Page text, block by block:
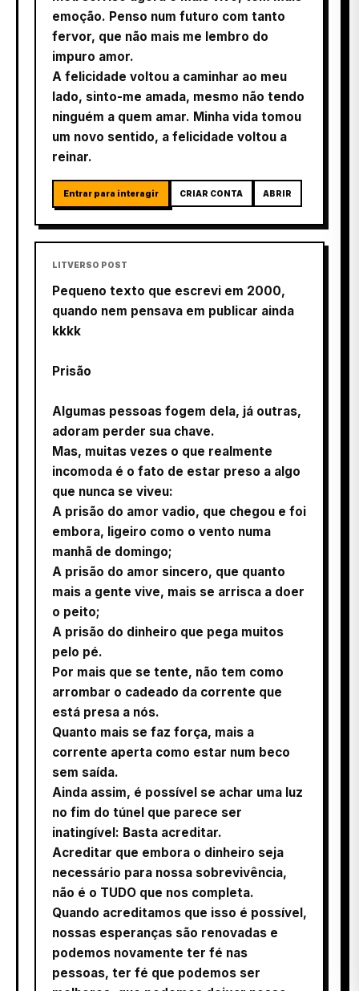
emoção. Penso num futuro com tanto
fervor, que não mais me lembro do
impuro amor.
A felicidade voltou a caminhar ao meu
lado, sinto-me amada, mesmo não tendo
ninguém a quem amar. Minha vida tomou
um novo sentido, a felicidade voltou a
reinar.
Entrar para interagir CRIAR CONTA ABRIR
LITVERSO POST
Pequeno texto que escrevi em 2000,
quando nem pensava em publicar ainda
kkkk
Prisão
Algumas pessoas fogem dela, já outras,
adoram perder sua chave.
Mas, muitas vezes o que realmente
incomoda é o fato de estar preso a algo
que nunca se viveu:
A prisão do amor vadio, que chegou e foi
embora, ligeiro como o vento numa
manhã de domingo;
A prisão do amor sincero, que quanto
mais a gente vive, mais se arrisca a doer
o peito;
A prisão do dinheiro que pega muitos
pelo pé.
Por mais que se tente, não tem como
arrombar o cadeado da corrente que
está presa a nós.
Quanto mais se faz força, mais a
corrente aperta como estar num beco
sem saída.
Ainda assim, é possível se achar uma luz
no fim do túnel que parece ser
inatingível: Basta acreditar.
Acreditar que embora o dinheiro seja
necessário para nossa sobrevivência,
não é o TUDO que nos completa.
Quando acreditamos que isso é possível,
nossas esperanças são renovadas e
podemos novamente ter fé nas
pessoas, ter fé que podemos ser